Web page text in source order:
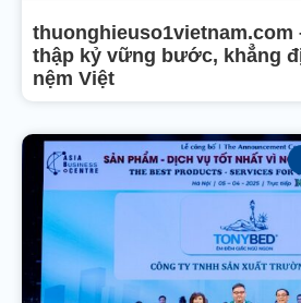
thuonghieuso1vietnam.com
thập kỷ vững bước, khẳng
nệm Việt